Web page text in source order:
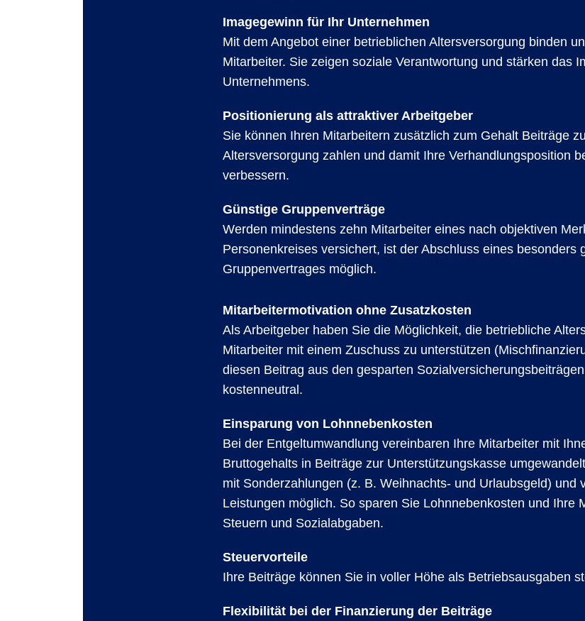
Imagegewinn für Ihr Unternehmen
Mit dem Angebot einer betrieblichen Altersversorgung binden
Mitarbeiter. Sie zeigen soziale Verantwortung und stärken das
Unternehmens.
Positionierung als attraktiver Arbeitgeber
Sie können Ihren Mitarbeitern zusätzlich zum Gehalt Beiträge
Altersversorgung zahlen und damit Ihre Verhandlungsposition
verbessern.
Günstige Gruppenverträge
Werden mindestens zehn Mitarbeiter eines nach objektiven
Personenkreises versichert, ist der Abschluss eines besonders
Gruppenvertrages möglich.
Mitarbeitermotivation ohne Zusatzkosten
Als Arbeitgeber haben Sie die Möglichkeit, die betriebliche
Mitarbeiter mit einem Zuschuss zu unterstützen
diesen Beitrag aus den gesparten
kostenneutral.
Einsparung von Lohnnebenkosten
Bei der Entgeltumwandlung vereinbaren Ihre Mitarbeiter mit
Bruttogehalts in Beiträge zur Unterstützungskasse
mit Sonderzahlungen (z. B. Weihnachts- und Urlaubsgeld) und
Leistungen möglich. So sparen Sie Lohnnebenkosten und Ihre
Steuern und Sozialabgaben.
Steuervorteile
Ihre Beiträge können Sie in voller Höhe als Betriebsausgaben
Flexibilität bei der Finanzierung der Beiträge